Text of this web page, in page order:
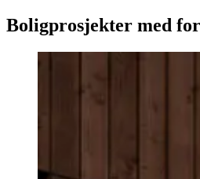
Boligprosjekter med